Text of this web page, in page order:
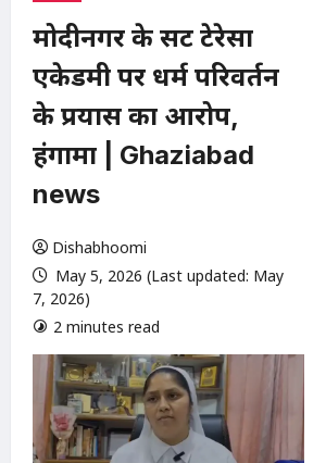
मोदीनगर के सेंट टेरेसा
एकेडमी पर धर्म परिवर्तन
के प्रयास का आरोप,
हंगामा | Ghaziabad
news
Dishabhoomi
May 5, 2026 (Last updated: May
7, 2026)
2 minutes read